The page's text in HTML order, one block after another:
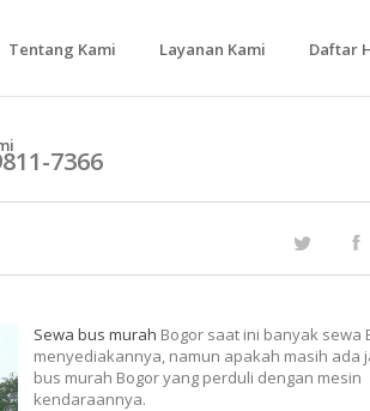
Tentang Kami Layanan Kami Daftar
7366
Sewa bus murah Bogor saat ini banyak sewa
menyediakannya, namun apakah masih ada
bus murah Bogor yang perduli dengan mesin
kendaraannya.